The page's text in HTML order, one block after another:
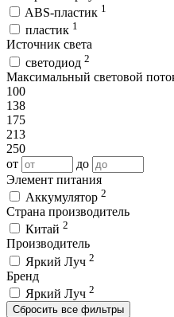
ABS-пластик 1
пластик 1
Источник света
светодиод 2
Максимальный световой
100
138
175
213
250
от
до
Элемент питания
Аккумулятор 2
Страна производитель
Китай 2
Производитель
Яркий Луч 2
Бренд
Яркий Луч 2
Сбросить все фильтры